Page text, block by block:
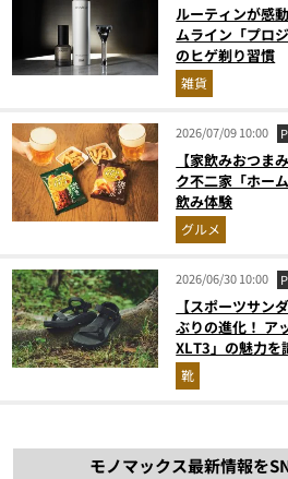
ルーティンが感
ムライン「プロ
のヒゲ剃り習慣
雑貨
2026/07/09 10:00
【家飲みおつま
ク不二家「ホー
飲み体験
グルメ
2026/06/30 10:00
【スポーツサン
ぶりの進化！ ア
XLT3」の魅力を
解説！
靴
モノマックス最新情報を